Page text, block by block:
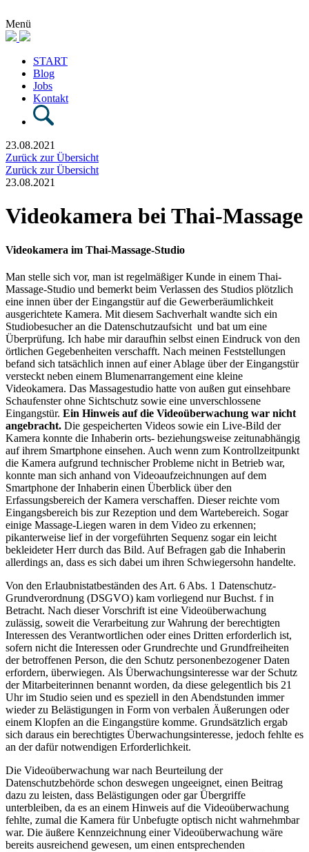
Menü
START
Blog
Jobs
Kontakt
23.08.2021
Zurück zur Übersicht
Zurück zur Übersicht
23.08.2021
Videokamera bei Thai-Massage
Videokamera im Thai-Massage-Studio
Man stelle sich vor, man ist regelmäßiger Kunde in einem Thai-
Massage-Studio und bemerkt beim Verlassen des Studios plötzlich
eine innen über der Eingangstür auf die Gewerberäumlichkeit
ausgerichtete Kamera. Mit diesem Sachverhalt wandte sich ein
Studiobesucher an die Datenschutzaufsicht und bat um eine
Überprüfung. Ich habe mir daraufhin selbst einen Eindruck von den
örtlichen Gegebenheiten verschafft. Nach meinen Feststellungen
befand sich tatsächlich innen auf einer Ablage über der Eingangstür
versteckt neben einem Blumenarrangement eine kleine
Videokamera. Das Massagestudio hatte von außen gut einsehbare
Schaufenster ohne Sichtschutz sowie eine unverschlossene
Eingangstür. Ein Hinweis auf die Videoüberwachung war nicht
angebracht. Die gespeicherten Videos sowie ein Live-Bild der
Kamera konnte die Inhaberin orts- beziehungsweise zeitunabhängig
auf ihrem Smartphone einsehen. Auch wenn zum Kontrollzeitpunkt
die Kamera aufgrund technischer Probleme nicht in Betrieb war,
konnte man sich anhand von Videoaufzeichnungen auf dem
Smartphone der Inhaberin einen Überblick über den
Erfassungsbereich der Kamera verschaffen. Dieser reichte vom
Eingangsbereich bis zur Rezeption und dem Wartebereich. Sogar
einige Massage-Liegen waren in dem Video zu erkennen;
pikanterweise lief in der vorgeführten Sequenz sogar ein leicht
bekleideter Herr durch das Bild. Auf Befragen gab die Inhaberin
allerdings an, dass es sich dabei um ihren Schwiegersohn handelte.
Von den Erlaubnistatbeständen des Art. 6 Abs. 1 Datenschutz-
Grundverordnung (DSGVO) kam vorliegend nur Buchst. f in
Betracht. Nach dieser Vorschrift ist eine Videoüberwachung
zulässig, soweit die Verarbeitung zur Wahrung der berechtigten
Interessen des Verantwortlichen oder eines Dritten erforderlich ist,
sofern nicht die Interessen oder Grundrechte und Grundfreiheiten
der betroffenen Person, die den Schutz personenbezogener Daten
erfordern, überwiegen. Als Überwachungsinteresse war der Schutz
der Mitarbeiterinnen benannt worden, da diese gelegentlich bis 21
Uhr im Studio seien und es speziell in den Abendstunden immer
wieder zu Belästigungen in Form von verbalen Äußerungen oder
einem Klopfen an die Eingangstüre komme. Grundsätzlich ergab
sich daraus ein berechtigtes Überwachungsinteresse, jedoch fehlte es
an der dafür notwendigen Erforderlichkeit.
Die Videoüberwachung war nach Beurteilung der
Datenschutzbehörde schon deswegen ungeeignet, einen Beitrag
dazu zu leisten, dass Belästigungen oder gar Übergriffe
unterbleiben, da es an einem Hinweis auf die Videoüberwachung
fehlte, zumal die Kamera für Unbefugte optisch nicht wahrnehmbar
war. Die äußere Kennzeichnung einer Videoüberwachung wäre
bereits ausreichend gewesen, um einen entsprechenden